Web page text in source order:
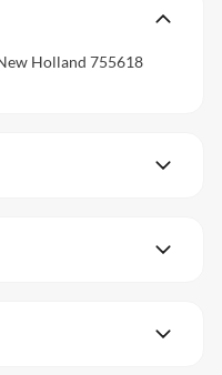
Holland 755618